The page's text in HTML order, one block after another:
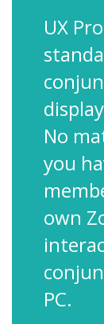
UX
No
you
own
PC.